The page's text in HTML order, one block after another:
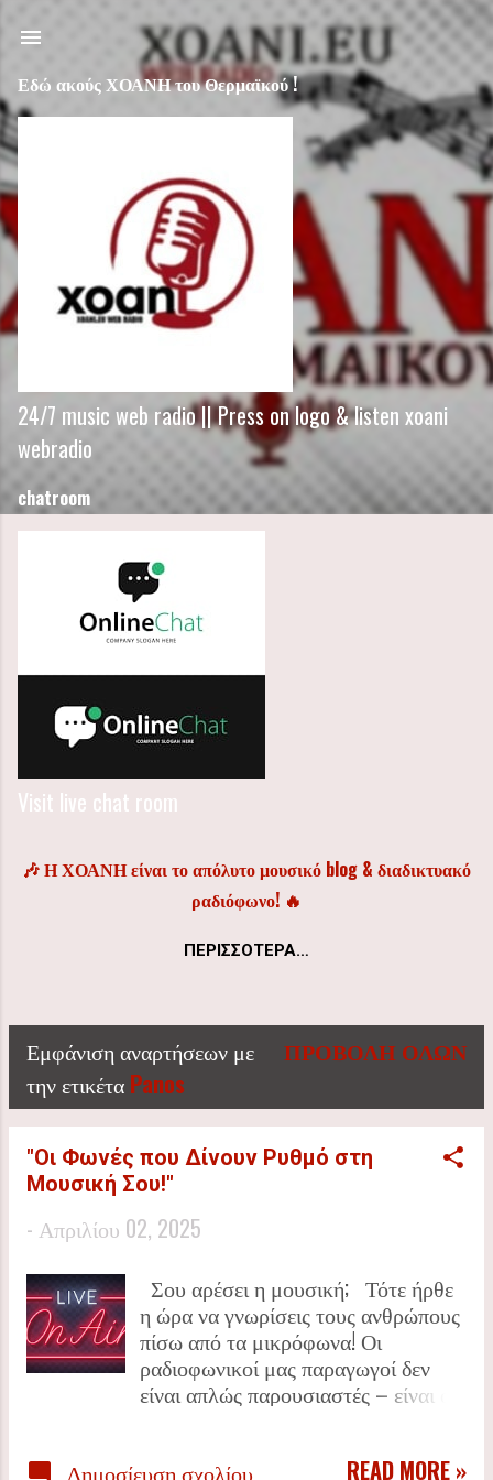
Μετάβαση στο κύριο περιεχόμενο
Εδώ ακούς ΧΟΑΝΗ του Θερμαϊκού !
24/7 music web radio || Press on logo & listen xoani
webradio
chatroom
Visit live chat room
🎶 Η ΧΟΑΝΗ είναι το απόλυτο μουσικό blog & διαδικτυακό
ραδιόφωνο! 🔥
ΠΕΡΙΣΣΌΤΕΡΑ…
ΜΟΥΣΙΚΌ BLOG & ΔΙΑΔΙΚΤΥΑΚΌ ΡΑΔΙΌΦΩΝΟ! 🔥
24/7 ΜΟΥΣΙΚΉ ΧΩΡΊΣ ΔΙΑΚΟΠΉ! 🎙️ LIVE ΕΚΠΟΜΠΈΣ
ΑΠΌ ΡΑΔΙΟΦΩΝΙΚΟΎΣ ΠΑΡΑΓΩΓΟΎΣ ΚΑΘΗΜΕΡΙΝΆ!
🔊 PLAYLISTS, ΝΈΑ ΚΟΜΜΆΤΙΑ & ΣΥΝΕΝΤΕΎΞΕΙΣ ΜΕ
ΣΥΝΤΟΝΊΣΟΥ & ΖΉΣΕ ΤΗΝ ΕΜΠΕΙΡΊΑ!
Α
ν
ή
Εμφάνιση αναρτήσεων με
την ετικέτα Panos
ΠΡΟΒΟΛΉ ΌΛΩΝ
"Οι Φωνές που Δίνουν Ρυθμό στη
Μουσική Σου!"
- Απριλίου 02, 2025
Σου αρέσει η μουσική; Τότε ήρθε
η ώρα να γνωρίσεις τους ανθρώπους
πίσω από τα μικρόφωνα! Οι
ραδιοφωνικοί μας παραγωγοί δεν
είναι απλώς παρουσιαστές – είναι οι
μέρες και τις νύχτες σου με την
Δημοσίευση σχολίου READ MORE »